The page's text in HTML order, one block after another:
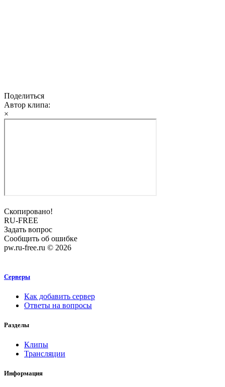
Поделиться
Автор клипа:
×
Скопировано!
RU-FREE
Задать вопрос
Сообщить об ошибке
pw.ru-free.ru © 2026
Серверы
Как добавить сервер
Ответы на вопросы
Разделы
Клипы
Трансляции
Информация